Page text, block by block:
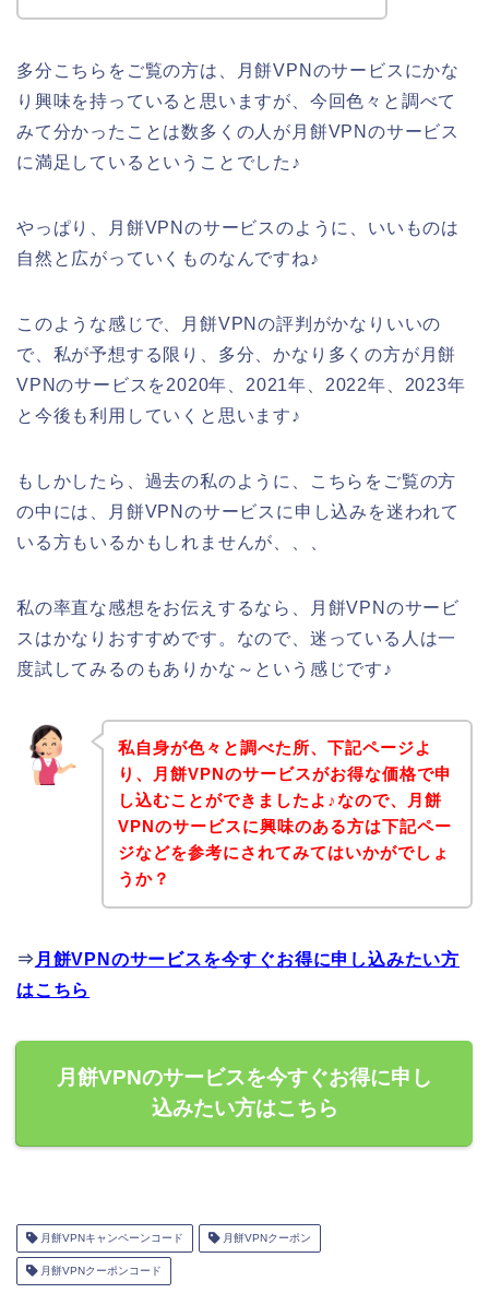
多分こちらをご覧の方は、月餅VPNのサービスにかな
り興味を持っていると思いますが、今回色々と調べて
みて分かったことは数多くの人が月餅VPNのサービス
に満足しているということでした♪
やっぱり、月餅VPNのサービスのように、いいものは
自然と広がっていくものなんですね♪
このような感じで、月餅VPNの評判がかなりいいの
で、私が予想する限り、多分、かなり多くの方が月餅
VPNのサービスを2020年、2021年、2022年、2023年
と今後も利用していくと思います♪
もしかしたら、過去の私のように、こちらをご覧の方
の中には、月餅VPNのサービスに申し込みを迷われて
いる方もいるかもしれませんが、、、
私の率直な感想をお伝えするなら、月餅VPNのサービ
スはかなりおすすめです。なので、迷っている人は一
度試してみるのもありかな～という感じです♪
私自身が色々と調べた所、下記ページよ
り、月餅VPNのサービスがお得な価格で申
し込むことができましたよ♪なので、月餅
VPNのサービスに興味のある方は下記ペー
ジなどを参考にされてみてはいかがでしょ
うか？
⇒ 月餅VPNのサービスを今すぐお得に申し込みたい方
はこちら
月餅VPNのサービスを今すぐお得に申し
込みたい方はこちら
月餅VPNキャンペーンコード 月餅VPNクーポン
月餅VPNクーポンコード